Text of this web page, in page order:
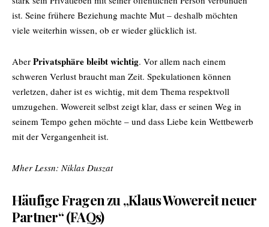
ist. Seine frühere Beziehung machte Mut – deshalb möchten
viele weiterhin wissen, ob er wieder glücklich ist.
Aber Privatsphäre bleibt wichtig. Vor allem nach einem
schweren Verlust braucht man Zeit. Spekulationen können
verletzen, daher ist es wichtig, mit dem Thema respektvoll
umzugehen. Wowereit selbst zeigt klar, dass er seinen Weg in
seinem Tempo gehen möchte – und dass Liebe kein Wettbewerb
mit der Vergangenheit ist.
Mher Lessn:Niklas Duszat
Häufige Fragen zu „Klaus Wowereit neuer
Partner“ (FAQs)